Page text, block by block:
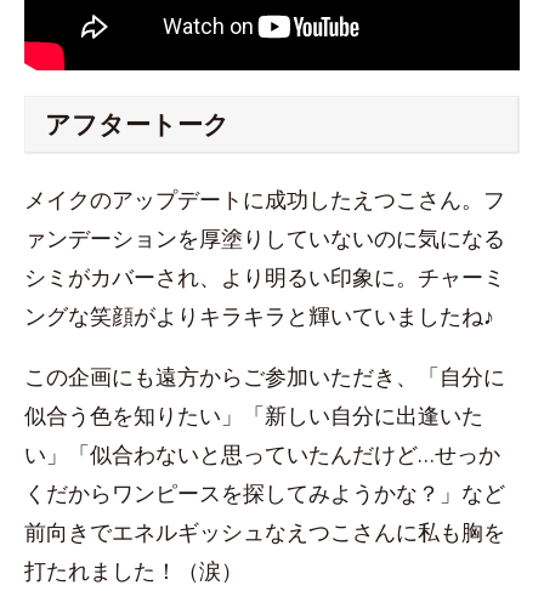
アフタートーク
メイクのアップデートに成功したえつこさん。フ
ァンデーションを厚塗りしていないのに気になる
シミがカバーされ、より明るい印象に。チャーミ
ングな笑顔がよりキラキラと輝いていましたね♪
この企画にも遠方からご参加いただき、「自分に
似合う色を知りたい」「新しい自分に出逢いた
い」「似合わないと思っていたんだけど…せっか
くだからワンピースを探してみようかな？」など
前向きでエネルギッシュなえつこさんに私も胸を
打たれました！（涙）